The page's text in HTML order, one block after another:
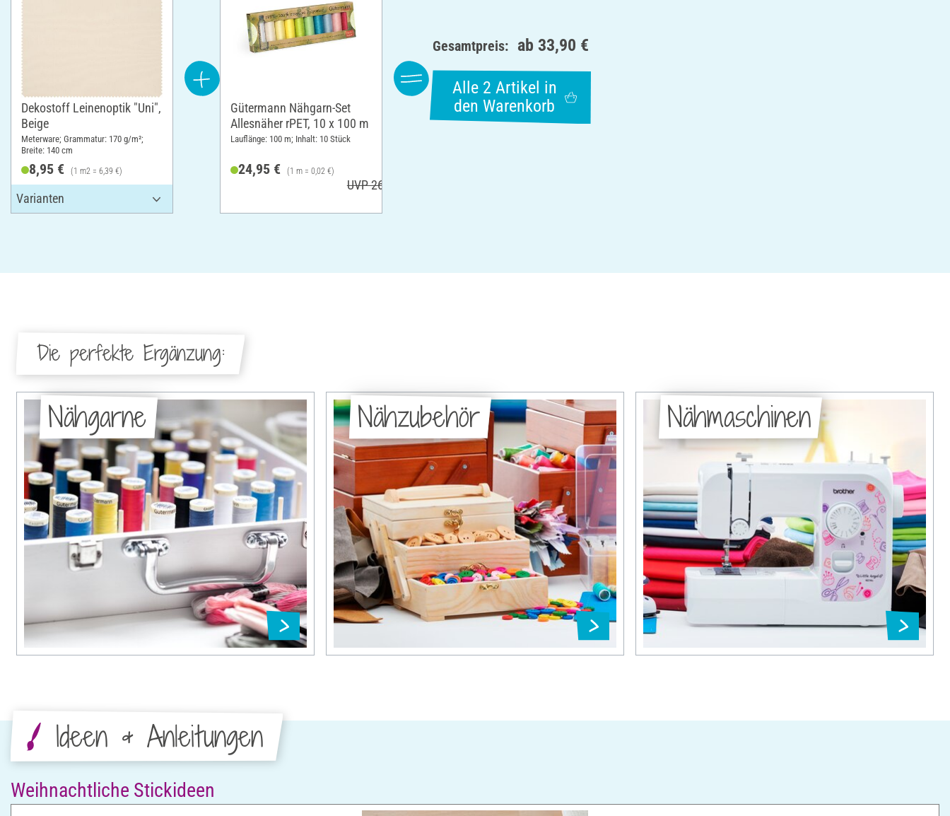
Dekostoff Leinenoptik "Uni",
Beige
Meterware; Grammatur: 170 g/m²;
Breite: 140 cm
8,95 € (1 m2 = 6,39 €)
Gütermann Nähgarn-Set
Allesnäher rPET, 10 x 100 m
Lauflänge: 100 m; Inhalt: 10 Stück
24,95 € (1 m = 0,02 €)
UVP 26,80 €
Gesamtpreis: ab 33,90 €
Alle 2 Artikel in
den Warenkorb
Die perfekte Ergänzung:
Nähgarne Nähzubehör Nähmaschinen
Ideen & Anleitungen
Weihnachtliche Stickideen